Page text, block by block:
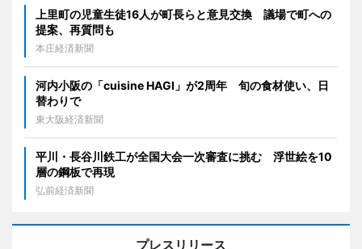
上里町の児童生徒16人が町長らと意見交換 議場で町への
提案、再質問も
本庄経済新聞
河内小阪の「cuisine HAGI」が2周年 旬の食材使い、日
替わりで
東大阪経済新聞
平川・長谷川鉄工が全国大会一次審査に挑む 浮世絵を10
層の鋼板で再現
弘前経済新聞
プレスリリース